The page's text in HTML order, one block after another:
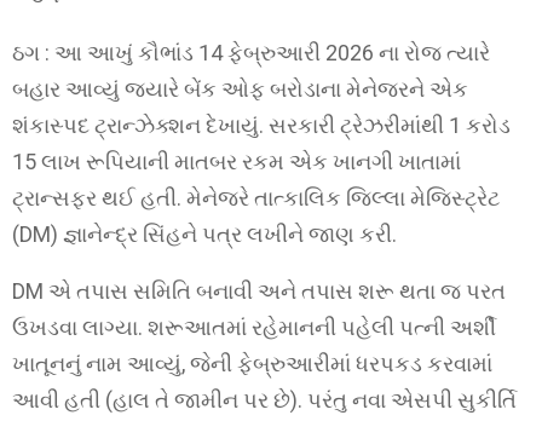
ઠગ : આ આખું કૌભાંડ 14 ફેબ્રુઆરી 2026 ના રોજ ત્યારે
બહાર આવ્યું જ્યારે બેંક ઓફ બરોડાના મેનેજરને એક
શંકાસ્પદ ટ્રાન્ઝેક્શન દેખાયું. સરકારી ટ્રેઝરીમાંથી 1 કરોડ
15 લાખ રૂપિયાની માતબર રકમ એક ખાનગી ખાતામાં
ટ્રાન્સફર થઈ હતી. મેનેજરે તાત્કાલિક જિલ્લા મેજિસ્ટ્રેટ
(DM) જ્ઞાનેન્દ્ર સિંહને પત્ર લખીને જાણ કરી.
DM એ તપાસ સમિતિ બનાવી અને તપાસ શરૂ થતા જ પરત
ઉખડવા લાગ્યા. શરૂઆતમાં રહેમાનની પહેલી પત્ની અર્શી
ખાતૂનનું નામ આવ્યું, જેની ફેબ્રુઆરીમાં ધરપકડ કરવામાં
આવી હતી (હાલ તે જામીન પર છે). પરંતુ નવા એસપી સુકીર્તિ